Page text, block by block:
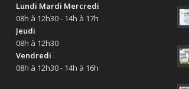
Lundi Mardi Mercredi
08h à 12h30 - 14h à 17h
Jeudi
08h à 12h30
Vendredi
08h à 12h30 - 14h à 16h